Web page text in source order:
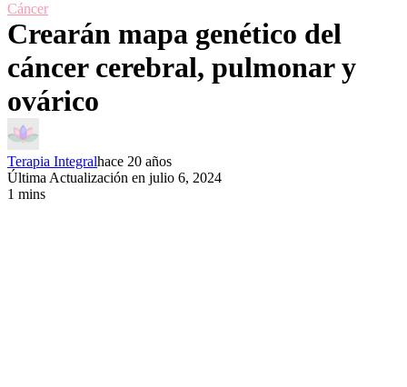
Cáncer
Crearán mapa genético del
cáncer cerebral, pulmonar y
ovárico
Terapia Integralhace 20 años
Última Actualización en julio 6, 2024
1 mins